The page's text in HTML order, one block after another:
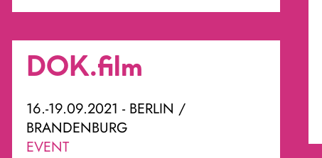
DOK.film
16.-19.09.2021 - BERLIN /
BRANDENBURG
EVENT